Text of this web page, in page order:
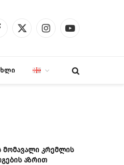
X
InstagramYouTube
მომავალი კრემლის
აზრით